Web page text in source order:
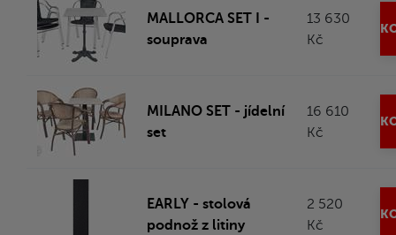
MALLORCA SET I -
souprava
13 630
Kč
MILANO SET - jídelní
set
16 610
Kč
EARLY - stolová
podnož z litiny
2 520
Kč